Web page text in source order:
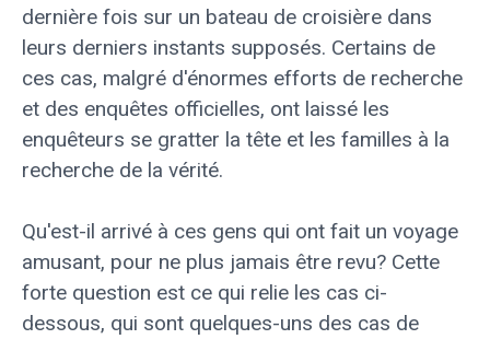
dernière fois sur un bateau de croisière dans
leurs derniers instants supposés. Certains de
ces cas, malgré d'énormes efforts de recherche
et des enquêtes officielles, ont laissé les
enquêteurs se gratter la tête et les familles à la
recherche de la vérité.
Qu'est-il arrivé à ces gens qui ont fait un voyage
amusant, pour ne plus jamais être revu? Cette
forte question est ce qui relie les cas ci-
dessous, qui sont quelques-uns des cas de